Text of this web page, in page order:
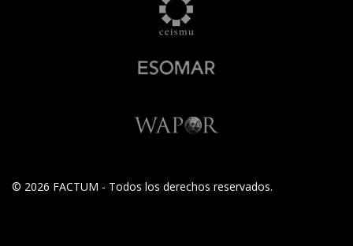
© 2026 FACTUM - Todos los derechos reservados.